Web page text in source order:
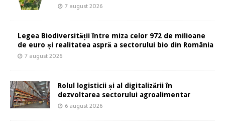
7 august 2026
Legea Biodiversității între miza celor 972 de milioane
de euro și realitatea aspră a sectorului bio din România
7 august 2026
Rolul logisticii și al digitalizării în
dezvoltarea sectorului agroalimentar
6 august 2026